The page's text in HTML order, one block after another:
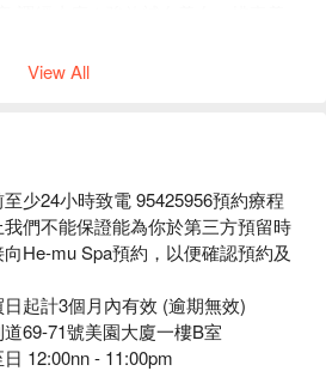
View All
少24小時致電 95425956預約療程
們不能保證能為你於第三方預留時
He-mu Spa預約，以便確認預約及
起計3個月內有效 (逾期無效)
69-71號美園大廈一樓B室
12:00nn - 11:00pm